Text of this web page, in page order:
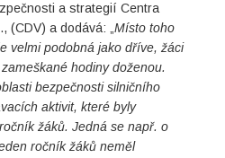
a strategií Centra
a dodává: „ Místo toho
velmi podobná jako dříve, žáci
hodiny doženou.
bezpečnosti silničního
aktivit, které byly
žáků. Jedná se např. o
ročník žáků neměl